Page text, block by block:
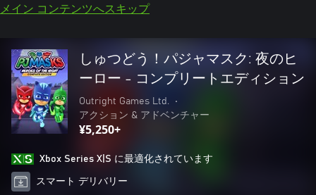
メイン コンテンツへスキップ
しゅつどう！パジャマスク: 夜のヒ
ーロー - コンプリートエディション
Outright Games Ltd.
•
アクション & アドベンチャー
¥5,250+
Xbox Series X|S に最適化されています
スマート デリバリー